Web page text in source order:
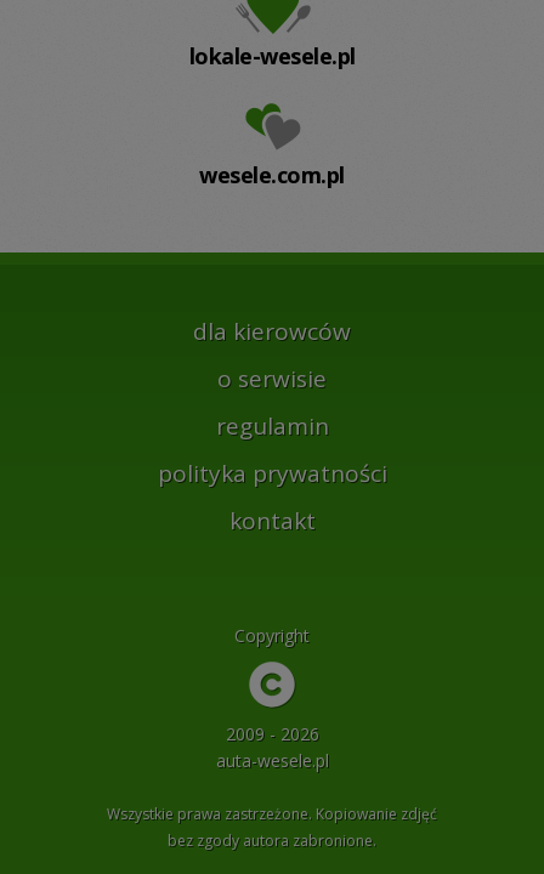
lokale-wesele.pl
wesele.com.pl
dla kierowców
o serwisie
regulamin
polityka prywatności
kontakt
Copyright
2009 - 2026
auta-wesele.pl
Wszystkie prawa zastrzeżone. Kopiowanie zdjęć
bez zgody autora zabronione.